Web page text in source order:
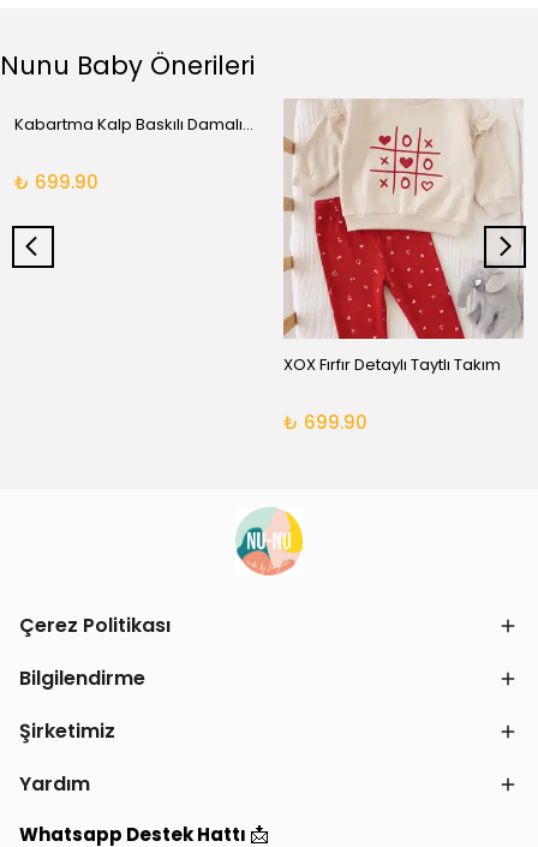
Nunu Baby Önerileri
Kabartma Kalp Baskılı Damalı Takım
₺ 699.90
XOX Fırfır Detaylı Taytlı Takım
₺ 699.90
Çerez Politikası
Bilgilendirme
Şirketimiz
Yardım
Whatsapp Destek Hattı 📩